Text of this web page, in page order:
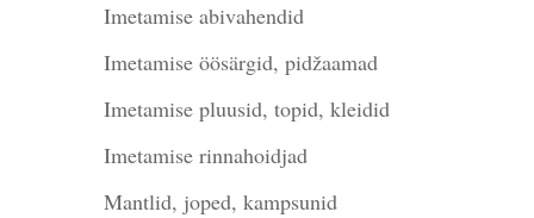
Imetamise abivahendid
Imetamise öösärgid, pidžaamad
Imetamise pluusid, topid, kleidid
Imetamise rinnahoidjad
Mantlid, joped, kampsunid